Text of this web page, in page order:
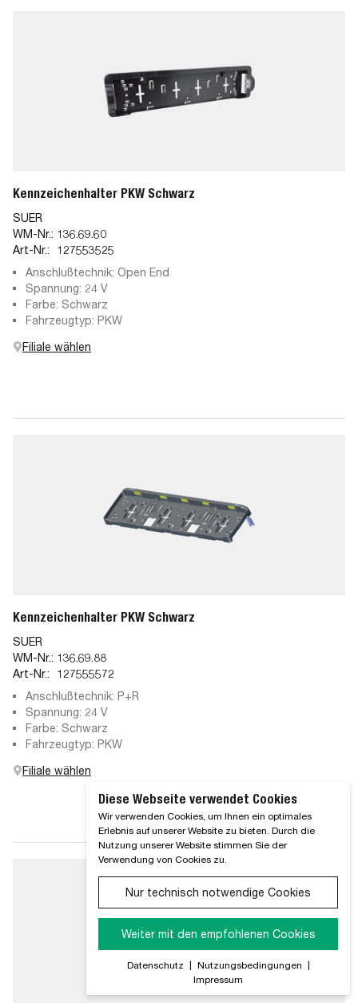
Kennzeichenhalter PKW Schwarz
SUER
WM-Nr.: 136.69.60
Art-Nr.:
127553525
Anschlußtechnik: Open End
Spannung: 24 V
Farbe: Schwarz
Fahrzeugtyp: PKW
Filiale wählen
Kennzeichenhalter PKW Schwarz
SUER
WM-Nr.: 136.69.88
Art-Nr.:
127555572
Anschlußtechnik: P+R
Spannung: 24 V
Farbe: Schwarz
Fahrzeugtyp: PKW
Filiale wählen
Diese Webseite verwendet Cookies
Wir verwenden Cookies, um Ihnen ein optimales
Erlebnis auf unserer Website zu bieten. Durch die
Nutzung unserer Website stimmen Sie der
Verwendung von Cookies zu.
Nur technisch notwendige Cookies
Weiter mit den empfohlenen Cookies
Datenschutz | Nutzungsbedingungen |
Impressum